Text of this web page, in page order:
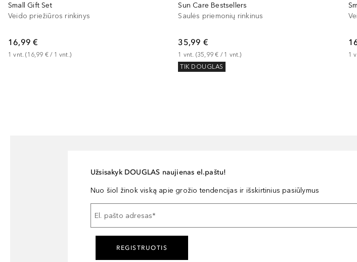
Small Gift Set
Veido priežiūros rinkinys
16,99 €
1 vnt. (16,99 € / 1 vnt.)
Sun Care Bestsellers
Saulės priemonių rinkinus
35,99 €
1 vnt. (35,99 € / 1 vnt.)
TIK DOUGLAS
1
Užsisakyk DOUGLAS naujienas el.paštu!
Nuo šiol žinok viską apie grožio tendencijas ir išskirtinius pasiūlymus
El. pašto adresas*
REGISTRUOTIS